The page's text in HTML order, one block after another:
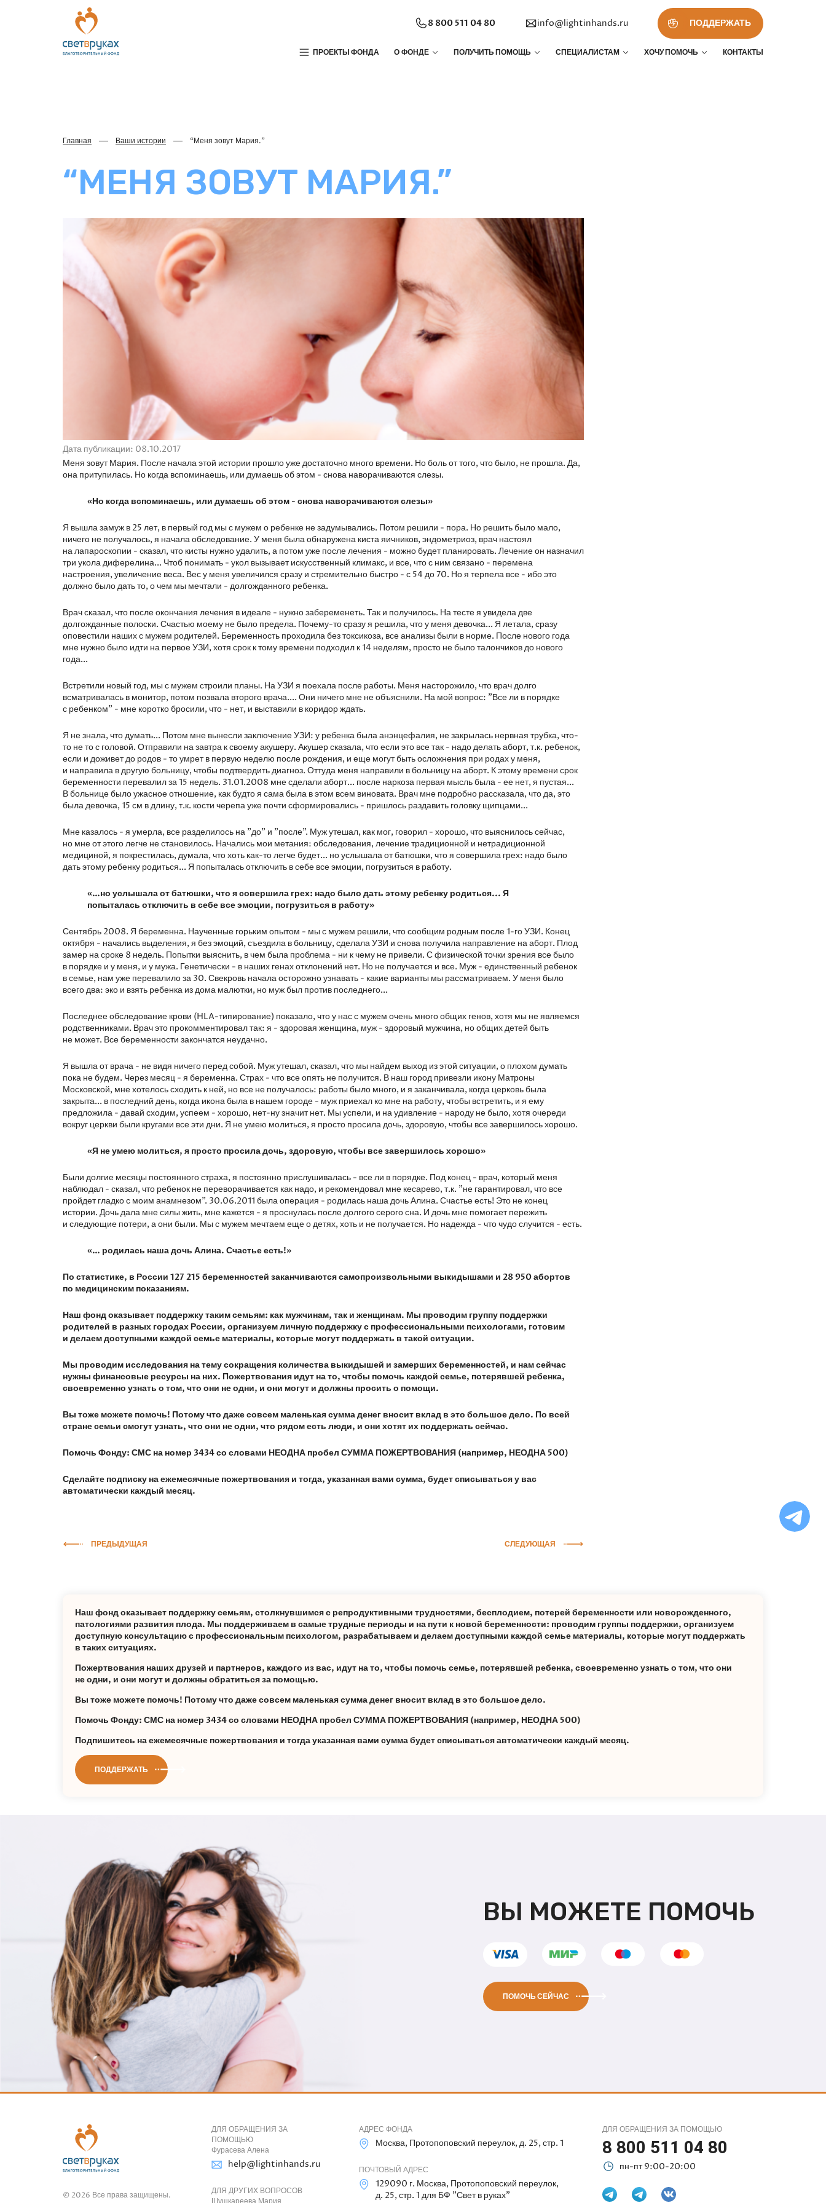
8 800 511 04 80 info@lightinhands.ru ПОДДЕРЖАТЬ
ПРОЕКТЫ ФОНДА О ФОНДЕ ПОЛУЧИТЬ ПОМОЩЬ СПЕЦИАЛИСТАМ ХОЧУ ПОМОЧЬ КОНТАКТЫ
Главная Ваши истории “Меня зовут Мария.”
“МЕНЯ ЗОВУТ МАРИЯ.”
Дата публикации: 08.10.2017
Меня зовут Мария. После начала этой истории прошло уже достаточно много времени. Но боль от того, что было, не прошла. Да,
она притупилась. Но когда вспоминаешь, или думаешь об этом - снова наворачиваются слезы.
«Но когда вспоминаешь, или думаешь об этом - снова наворачиваются слезы»
Я вышла замуж в 25 лет, в первый год мы с мужем о ребенке не задумывались. Потом решили - пора. Но решить было мало,
ничего не получалось, я начала обследование. У меня была обнаружена киста яичников, эндометриоз, врач настоял
на лапароскопии - сказал, что кисты нужно удалить, а потом уже после лечения - можно будет планировать. Лечение он назначил
три укола диферелина... Чтоб понимать - укол вызывает искусственный климакс, и все, что с ним связано - перемена
настроения, увеличение веса. Вес у меня увеличился сразу и стремительно быстро - с 54 до 70. Но я терпела все - ибо это
должно было дать то, о чем мы мечтали - долгожданного ребенка.
Врач сказал, что после окончания лечения в идеале - нужно забеременеть. Так и получилось. На тесте я увидела две
долгожданные полоски. Счастью моему не было предела. Почему-то сразу я решила, что у меня девочка... Я летала, сразу
оповестили наших с мужем родителей. Беременность проходила без токсикоза, все анализы были в норме. После нового года
мне нужно было идти на первое УЗИ, хотя срок к тому времени подходил к 14 неделям, просто не было талончиков до нового
года...
Встретили новый год, мы с мужем строили планы. На УЗИ я поехала после работы. Меня насторожило, что врач долго
всматривалась в монитор, потом позвала второго врача.... Они ничего мне не объяснили. На мой вопрос: "Все ли в порядке
с ребенком" - мне коротко бросили, что - нет, и выставили в коридор ждать.
Я не знала, что думать... Потом мне вынесли заключение УЗИ: у ребенка была анэнцефалия, не закрылась нервная трубка, что-
то не то с головой. Отправили на завтра к своему акушеру. Акушер сказала, что если это все так - надо делать аборт, т.к. ребенок,
если и доживет до родов - то умрет в первую неделю после рождения, и еще могут быть осложнения при родах у меня,
и направила в другую больницу, чтобы подтвердить диагноз. Оттуда меня направили в больницу на аборт. К этому времени срок
беременности перевалил за 15 недель. 31.01.2008 мне сделали аборт... после наркоза первая мысль была - ее нет, я пустая...
В больнице было ужасное отношение, как будто я сама была в этом всем виновата. Врач мне подробно рассказала, что да, это
была девочка, 15 см в длину, т.к. кости черепа уже почти сформировались - пришлось раздавить головку щипцами...
Мне казалось - я умерла, все разделилось на "до" и "после". Муж утешал, как мог, говорил - хорошо, что выяснилось сейчас,
но мне от этого легче не становилось. Начались мои метания: обследования, лечение традиционной и нетрадиционной
медициной, я покрестилась, думала, что хоть как-то легче будет... но услышала от батюшки, что я совершила грех: надо было
дать этому ребенку родиться... Я попыталась отключить в себе все эмоции, погрузиться в работу.
«…но услышала от батюшки, что я совершила грех: надо было дать этому ребенку родиться... Я
попыталась отключить в себе все эмоции, погрузиться в работу»
Сентябрь 2008. Я беременна. Наученные горьким опытом - мы с мужем решили, что сообщим родным после 1-го УЗИ. Конец
октября - начались выделения, я без эмоций, съездила в больницу, сделала УЗИ и снова получила направление на аборт. Плод
замер на сроке 8 недель. Попытки выяснить, в чем была проблема - ни к чему не привели. С физической точки зрения все было
в порядке и у меня, и у мужа. Генетически - в наших генах отклонений нет. Но не получается и все. Муж - единственный ребенок
в семье, нам уже перевалило за 30. Свекровь начала осторожно узнавать - какие варианты мы рассматриваем. У меня было
всего два: эко и взять ребенка из дома малютки, но муж был против последнего...
Последнее обследование крови (HLA-типирование) показало, что у нас с мужем очень много общих генов, хотя мы не являемся
родственниками. Врач это прокомментировал так: я - здоровая женщина, муж - здоровый мужчина, но общих детей быть
не может. Все беременности закончатся неудачно.
Я вышла от врача - не видя ничего перед собой. Муж утешал, сказал, что мы найдем выход из этой ситуации, о плохом думать
пока не будем. Через месяц - я беременна. Страх - что все опять не получится. В наш город привезли икону Матроны
Московской, мне хотелось сходить к ней, но все не получалось: работы было много, и я заканчивала, когда церковь была
закрыта... в последний день, когда икона была в нашем городе - муж приехал ко мне на работу, чтобы встретить, и я ему
предложила - давай сходим, успеем - хорошо, нет-ну значит нет. Мы успели, и на удивление - народу не было, хотя очереди
вокруг церкви были кругами все эти дни. Я не умею молиться, я просто просила дочь, здоровую, чтобы все завершилось хорошо.
«Я не умею молиться, я просто просила дочь, здоровую, чтобы все завершилось хорошо»
Были долгие месяцы постоянного страха, я постоянно прислушивалась - все ли в порядке. Под конец - врач, который меня
наблюдал - сказал, что ребенок не переворачивается как надо, и рекомендовал мне кесарево, т.к. "не гарантировал, что все
пройдет гладко с моим анамнезом". 30.06.2011 была операция - родилась наша дочь Алина. Счастье есть! Это не конец
истории. Дочь дала мне силы жить, мне кажется - я проснулась после долгого серого сна. И дочь мне помогает пережить
и следующие потери, а они были. Мы с мужем мечтаем еще о детях, хоть и не получается. Но надежда - что чудо случится - есть.
«… родилась наша дочь Алина. Счастье есть!»
По статистике, в России 127 215 беременностей заканчиваются самопроизвольными выкидышами и 28 950 абортов
по медицинским показаниям.
Наш фонд оказывает поддержку таким семьям: как мужчинам, так и женщинам. Мы проводим группу поддержки
родителей в разных городах России, организуем личную поддержку с профессиональными психологами, готовим
и делаем доступными каждой семье материалы, которые могут поддержать в такой ситуации.
Мы проводим исследования на тему сокращения количества выкидышей и замерших беременностей, и нам сейчас
нужны финансовые ресурсы на них. Пожертвования идут на то, чтобы помочь каждой семье, потерявшей ребенка,
своевременно узнать о том, что они не одни, и они могут и должны просить о помощи.
Вы тоже можете помочь! Потому что даже совсем маленькая сумма денег вносит вклад в это большое дело. По всей
стране семьи смогут узнать, что они не одни, что рядом есть люди, и они хотят их поддержать сейчас.
Помочь Фонду: СМС на номер 3434 со словами НЕОДНА пробел СУММА ПОЖЕРТВОВАНИЯ (например, НЕОДНА 500)
Сделайте подписку на ежемесячные пожертвования и тогда, указанная вами сумма, будет списываться у вас
автоматически каждый месяц.
ПРЕДЫДУЩАЯ СЛЕДУЮЩАЯ
Наш фонд оказывает поддержку семьям, столкнувшимся с репродуктивными трудностями, бесплодием, потерей беременности или новорожденного,
патологиями развития плода. Мы поддерживаем в самые трудные периоды и на пути к новой беременности: проводим группы поддержки, организуем
доступную консультацию с профессиональным психологом, разрабатываем и делаем доступными каждой семье материалы, которые могут поддержать
в таких ситуациях.
Пожертвования наших друзей и партнеров, каждого из вас, идут на то, чтобы помочь семье, потерявшей ребенка, своевременно узнать о том, что они
не одни, и они могут и должны обратиться за помощью.
Вы тоже можете помочь! Потому что даже совсем маленькая сумма денег вносит вклад в это большое дело.
Помочь Фонду: СМС на номер 3434 со словами НЕОДНА пробел СУММА ПОЖЕРТВОВАНИЯ (например, НЕОДНА 500)
Подпишитесь на ежемесячные пожертвования и тогда указанная вами сумма будет списываться автоматически каждый месяц.
ПОДДЕРЖАТЬ
ВЫ МОЖЕТЕ ПОМОЧЬ
ПОМОЧЬ СЕЙЧАС
© 2026 Все права защищены.
ДЛЯ ОБРАЩЕНИЯ ЗА
ПОМОЩЬЮ
Фурасева Алена
help@lightinhands.ru
ДЛЯ ДРУГИХ ВОПРОСОВ
АДРЕС ФОНДА
Москва, Протопоповский переулок, д. 25, стр. 1
ПОЧТОВЫЙ АДРЕС
129090 г. Москва, Протопоповский переулок,
д. 25, стр. 1 для БФ "Свет в руках"
ДЛЯ ОБРАЩЕНИЯ ЗА ПОМОЩЬЮ
8 800 511 04 80
пн-пт 9:00-20:00